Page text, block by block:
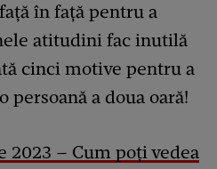
în față pentru a
atitudini fac inutilă
cinci motive pentru a
a doua oară!
2023 – Cum poţi vedea